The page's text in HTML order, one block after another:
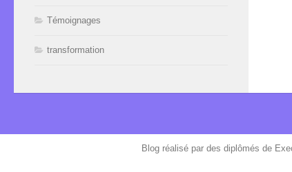
Témoignages
transformation
Blog réalisé par des diplômés de